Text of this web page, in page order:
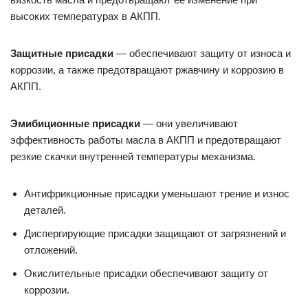
высоких температурах в АКПП.
Защитные присадки — обеспечивают защиту от износа и
коррозии, а также предотвращают ржавчину и коррозию в
АКПП.
Эмибиционные присадки — они увеличивают
эффективность работы масла в АКПП и предотвращают
резкие скачки внутренней температуры механизма.
Антифрикционные присадки уменьшают трение и износ
деталей.
Диспергирующие присадки защищают от загрязнений и
отложений.
Окислительные присадки обеспечивают защиту от
коррозии.